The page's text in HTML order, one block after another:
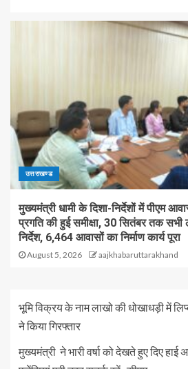
उत्तराखण्ड
मुख्यमंत्री धामी के दिशा-निर्देशों में पीएम
प्रगति की हुई समीक्षा, 30 सितंबर तक
निर्देश, 6,464 आवासों का निर्माण कार्य पूरा
August 5, 2026 aajkhabaruttarakhand
भूमि विक्रय के नाम लाखो की धोखाधड़ी में
ने किया गिरफ्तार
मुख्यमंत्री ने भारी वर्षा को देखते हुए दिए हाई